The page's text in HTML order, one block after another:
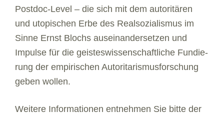
Post­doc-Level – die sich mit dem auto­ri­tä­ren
und uto­pi­schen Erbe des Real­so­zia­lis­mus im
Sinne Ernst Blochs aus­ein­an­der­set­zen und
Impulse für die geis­tes­wis­sen­schaft­li­che Fun­die­
rung der empi­ri­schen Auto­ri­ta­ris­mus­for­schung
geben wol­len.
Wei­tere Infor­ma­tio­nen ent­neh­men Sie bitte der